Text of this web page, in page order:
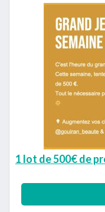
1 lot de 500€ de